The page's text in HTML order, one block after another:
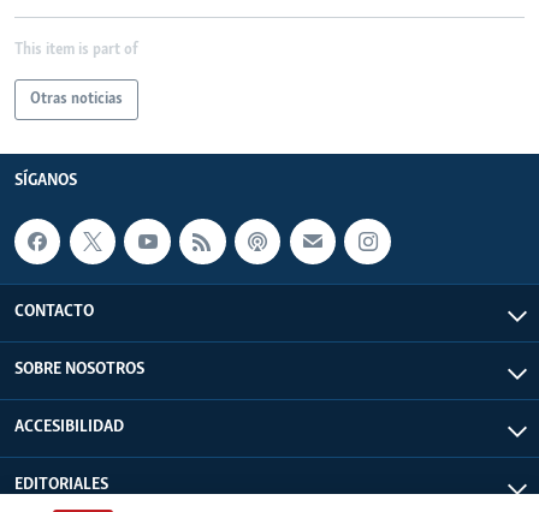
This item is part of
Otras noticias
SÍGANOS
CONTACTO
SOBRE NOSOTROS
ACCESIBILIDAD
EDITORIALES